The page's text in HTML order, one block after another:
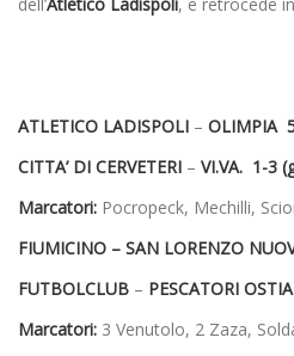
ATLETICO LADISPOLI – OLIMPIA
CITTA’ DI CERVETERI – VI.VA. 1-3
Marcatori: Pocropeck, Mechilli,
FIUMICINO – SAN LORENZO
FUTBOLCLUB – PESCATORI
Marcatori: 3 Venutolo, 2 Zaza,